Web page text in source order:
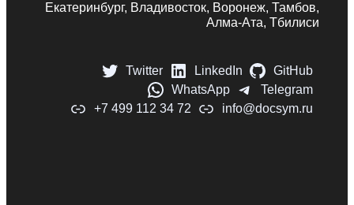
Екатеринбург, Владивосток, Воронеж, Тамбов,
Алма-Ата, Тбилиси
Twitter LinkedIn
GitHub
WhatsApp
Telegram
+7 499 112 34 72
info@docsym.ru